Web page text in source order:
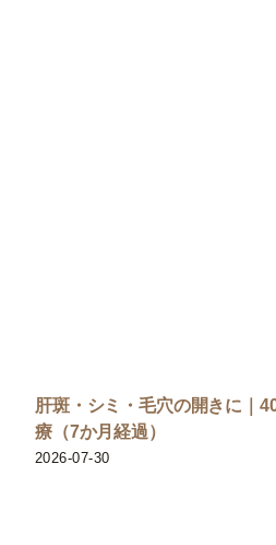
肝斑・シミ・毛穴の開きに｜
療（7か月経過）
2026-07-30